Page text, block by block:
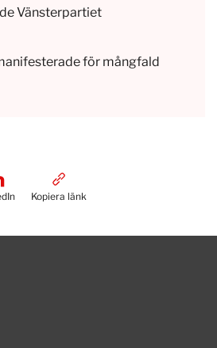
Vänsterpartiet
för mångfald
Kopiera länk